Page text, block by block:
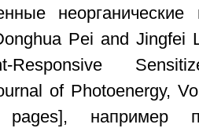
неорганические
Pei and Jingfei
of Photoenergy,
например